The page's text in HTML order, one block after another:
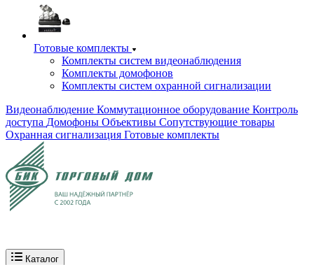
Готовые комплекты
Комплекты систем видеонаблюдения
Комплекты домофонов
Комплекты систем охранной сигнализации
Видеонаблюдение Коммутационное оборудование Контроль
доступа Домофоны Объективы Сопутствующие товары
Охранная сигнализация Готовые комплекты
Каталог